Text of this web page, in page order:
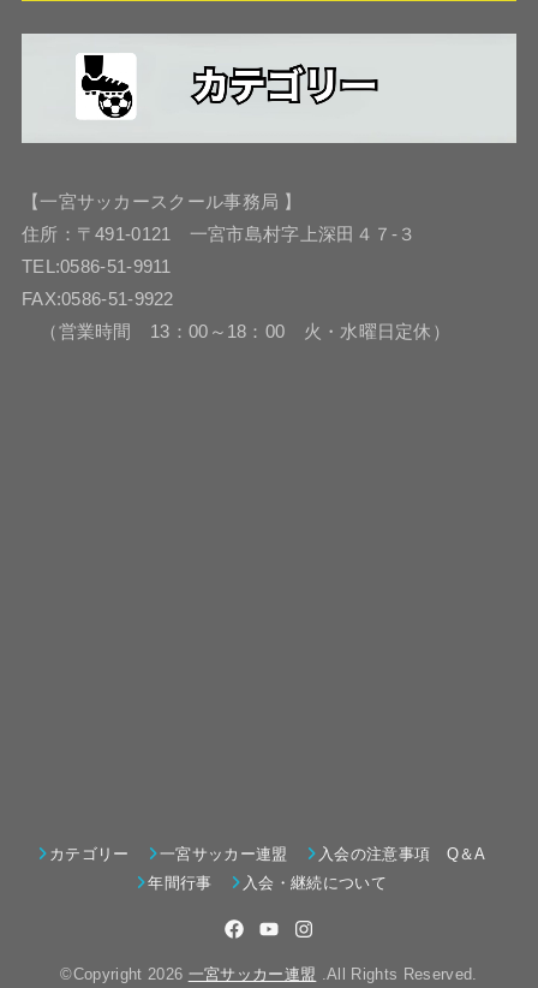
【一宮サッカースクール事務局 】
住所：〒491-0121 一宮市島村字上深田４７-３
TEL:0586-51-9911
FAX:0586-51-9922
（営業時間 13：00～18：00 火・水曜日定休）
カテゴリー 一宮サッカー連盟
入会の注意事項 Q＆A
年間行事
入会・継続について
©Copyright 2026 一宮サッカー連盟 .All Rights Reserved.